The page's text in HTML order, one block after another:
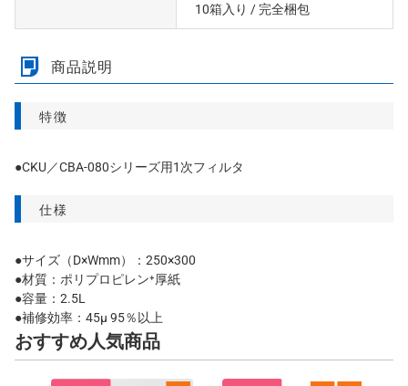
10箱入り / 完全梱包
商品説明
特徴
●CKU／CBA-080シリーズ用1次フィルタ
仕様
●サイズ（D×Wmm）：250×300
●材質：ポリプロピレン⁺厚紙
●容量：2.5L
●補修効率：45μ 95％以上
おすすめ人気商品